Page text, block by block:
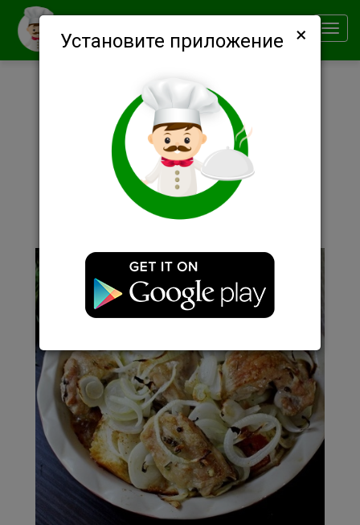
Установите приложение ×
Описание